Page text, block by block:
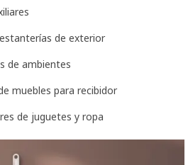
de exterior
de ambientes
muebles para recibidor
de juguetes y ropa